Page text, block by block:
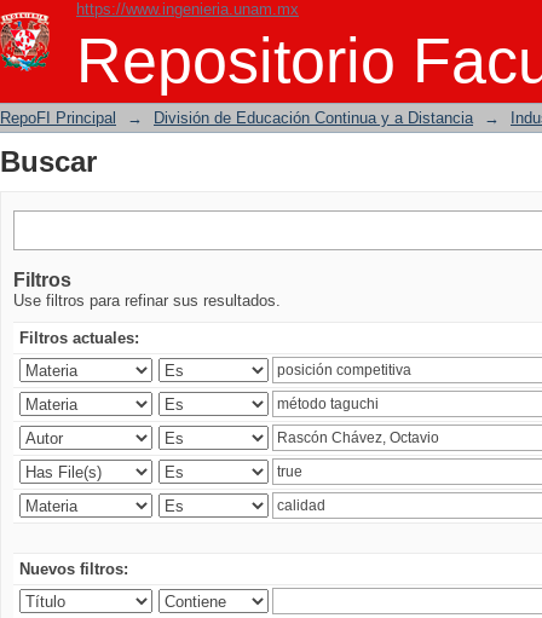
https://www.ingenieria.unam.mx
Repositorio
Buscar
RepoFI Principal → División de Educación Continua y a Distancia →
Buscar
Filtros
Use filtros para refinar sus resultados.
Filtros actuales:
Nuevos filtros: